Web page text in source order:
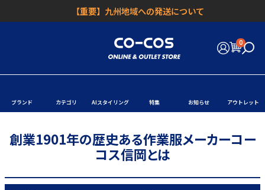
【重要】九州地域への発送について
0
ブランド カテゴリ AIスタイリング 特集 お知らせ アウトレット
創業1901年の歴史ある作業服メーカーコー
コス信岡とは